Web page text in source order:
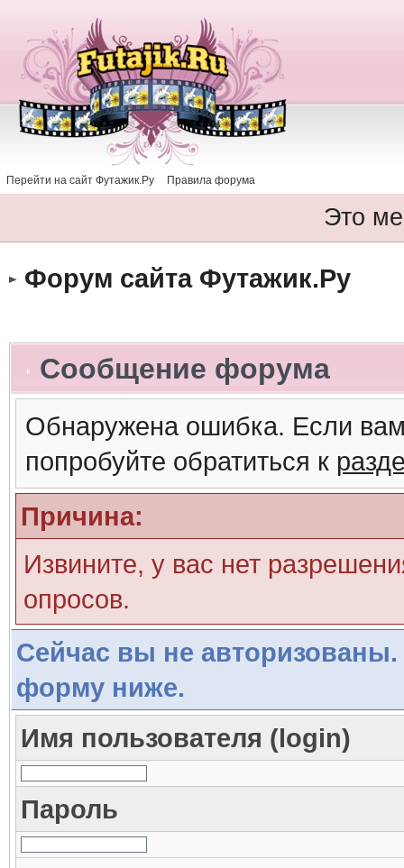
Перейти на сайт Футажик.Ру Правила форума
Это
Форум сайта Футажик.Ру
Сообщение форума
Обнаружена ошибка. Если
попробуйте обратиться к
Причина:
Извините, у вас нет
опросов.
Сейчас вы не авторизованы.
форму ниже.
Имя пользователя (login)
Пароль